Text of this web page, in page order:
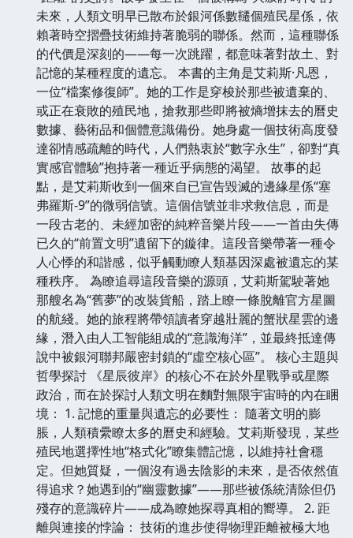
未來，人類文明早已散布於銀河係數韆個殖民星係，依
賴著時空摺疊技術維持著脆弱的聯係。然而，這種聯係
的代價是深刻的——每一次跳躍，都意味著對故土、對
記憶的某種程度的遺忘。 本書的主角是艾莉斯·凡恩，
一位“檔案修復師”。她的工作是穿梭於那些被遺棄的、
或正在衰敗的殖民地，搶救那些即將被熵增抹去的曆史
數據、藝術品和個體意識備份。她身處一個技術高度發
達卻情感疏離的時代，人們熱衷於“數字永生”，卻對“真
實感官體驗”抱持著一種近乎病態的渴望。 故事的起
點，是艾莉斯收到一個來自已宣告毀滅的邊緣星係“塞
弗羅斯-9”的微弱信號。這個信號並非求救信息，而是
一段古老的、未經加密的純粹音樂片段——一首由失傳
已久的“前置文明”遺留下的鏇律。這段音樂帶著一種令
人心悸的和諧感，似乎觸動瞭人類基因深處被遺忘的某
種秩序。 為瞭追尋這段音樂的源頭，艾莉斯駕駛著她
那艘名為“舊夢”的改裝貨船，踏上瞭一條脫離官方星圖
的航綫。她的旅程將帶領讀者穿越壯麗的蟹狀星雲的邊
緣，潛入由人工智能組成的“意識海洋”，並最終抵達傳
說中被銀河聯邦嚴密封鎖的“虛空核心區”。 核心主題與
哲學探討 《星辰彼岸》的核心不在於外星戰爭或星際
政治，而在於探討人類文明在麵對無限宇宙時的內在睏
境： 1. 記憶的重量與遺忘的必要性： 隨著文明的膨
脹，人類積纍瞭太多的曆史和經驗。艾莉斯發現，某些
殖民地選擇性地“格式化”瞭集體記憶，以維持社會穩
定。但她質疑，一個沒有過去陰影的未來，是否依然值
得追求？她遇到的“幽靈數據”——那些被係統清除但仍
殘存的意識碎片——成為瞭她探尋真相的嚮導。 2. 距
離與連接的悖論： 技術的進步使得物理距離被極大地